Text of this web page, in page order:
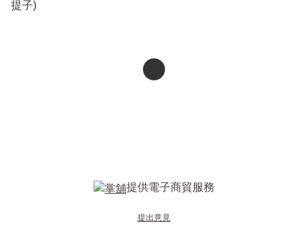
提子)
提供電子商貿服務
提出意見